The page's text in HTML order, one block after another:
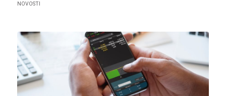
NOVOSTI